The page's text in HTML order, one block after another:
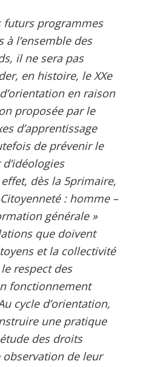
futurs programmes
l’ensemble des
il ne sera pas
en histoire, le XXe
en raison
proposée par le
d’apprentissage
de prévenir le
dès la 5primaire,
: homme –
générale »
que doivent
et la collectivité
respect des
fonctionnement
cycle d’orientation,
une pratique
des droits
de leur